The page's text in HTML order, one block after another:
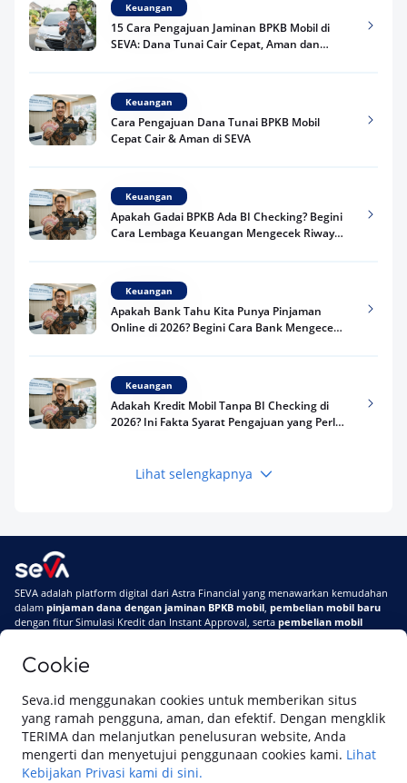
Cookie
Seva.id menggunakan cookies untuk memberikan situs
yang ramah pengguna, aman, dan efektif. Dengan mengklik
TERIMA dan melanjutkan penelusuran website, Anda
mengerti dan menyetujui penggunaan cookies kami. Lihat
Kebijakan Privasi kami di sini.
Keuangan
15 Cara Pengajuan Jaminan BPKB Mobil di
SEVA: Dana Tunai Cair Cepat, Aman dan
Keuangan
Cara Pengajuan Dana Tunai BPKB Mobil
Cepat Cair & Aman di SEVA
Keuangan
Apakah Gadai BPKB Ada BI Checking? Begini
Cara Lembaga Keuangan Mengecek Riwayat
Keuangan
Apakah Bank Tahu Kita Punya Pinjaman
Online di 2026? Begini Cara Bank Mengecek
Keuangan
Adakah Kredit Mobil Tanpa BI Checking di
2026? Ini Fakta Syarat Pengajuan yang Perlu
Keuangan
Terpercaya
Telat Bayar Pinjol 2 Hari, Apakah Langsung
Masuk BI Checking? Simak Peraturan
Terbarunya di 2026
Lihat selengkapnya
SEVA adalah platform digital dari Astra Financial yang menawarkan kemudahan
dalam pinjaman dana dengan jaminan BPKB mobil, pembelian mobil baru
dengan fitur Simulasi Kredit dan Instant Approval, serta pembelian mobil
Di SEVA #UrusanMobilSegampangItu
Tentang SEVASyarat & Ketentuan
Pemberitahuan Privasi